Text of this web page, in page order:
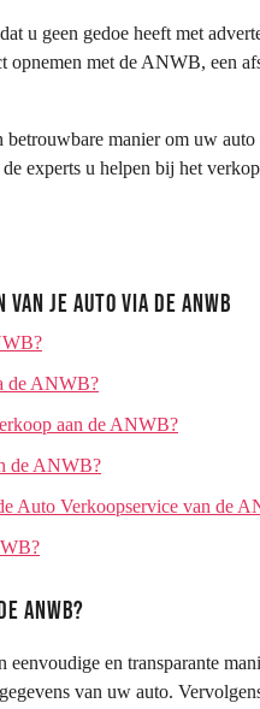
u geen gedoe heeft met
met de ANWB, een
manier om uw
experts u helpen bij het
je Auto via de ANWB
de ANWB?
aan de ANWB?
de ANWB?
Auto Verkoopservice van de
ANWB?
en transparante
van uw auto.